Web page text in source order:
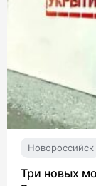
Новороссийск
Три новых